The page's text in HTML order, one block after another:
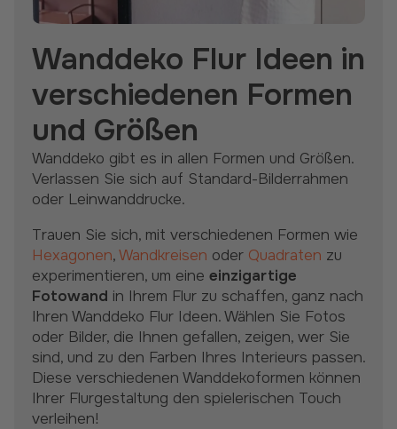
Wanddeko Flur Ideen in
verschiedenen Formen
und Größen
Wanddeko gibt es in allen Formen und Größen.
Verlassen Sie sich auf Standard-Bilderrahmen
oder Leinwanddrucke.
Trauen Sie sich, mit verschiedenen Formen wie
Hexagonen,Wandkreisen oder Quadraten zu
experimentieren, um eine einzigartige
Fotowand in Ihrem Flur zu schaffen, ganz nach
Ihren Wanddeko Flur Ideen. Wählen Sie Fotos
oder Bilder, die Ihnen gefallen, zeigen, wer Sie
sind, und zu den Farben Ihres Interieurs passen.
Diese verschiedenen Wanddekoformen können
Ihrer Flurgestaltung den spielerischen Touch
verleihen!